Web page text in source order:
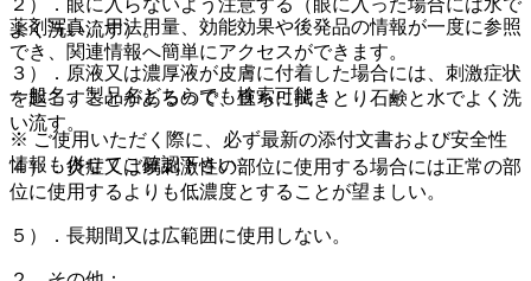
よく洗い流す）。
３）．原液又は濃厚液が皮膚に付着した場合には、刺激症状
を起こすことがあるので、直ちに拭きとり石鹸と水でよく洗
い流す。
４）．炎症又は易刺激性の部位に使用する場合には正常の部
位に使用するよりも低濃度とすることが望ましい。
５）．長期間又は広範囲に使用しない。
薬剤写真、用法用量、効能効果や後発品の情報が一度に参照
でき、関連情報へ簡単にアクセスができます。
一般名、製品名どちらでも検索可能！
※ ご使用いただく際に、必ず最新の添付文書および安全性
情報も併せてご確認下さい。